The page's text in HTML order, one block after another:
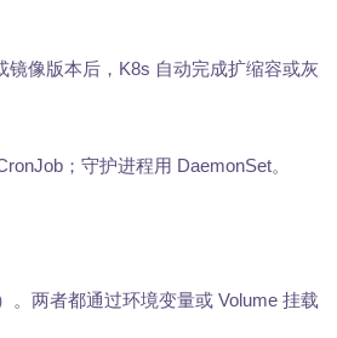
镜像版本后，K8s 自动完成扩缩容或灰
；守护进程用 DaemonSet。
。两者都通过环境变量或 Volume 挂载